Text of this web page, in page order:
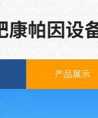
产品展示